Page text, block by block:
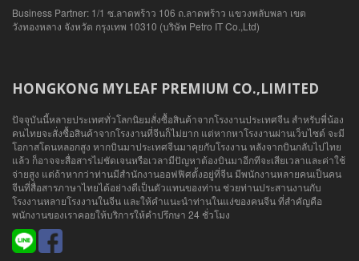
Business Partner: 1/1 ซ.ลาดพร้าว 106 ถ.ลาดพร้าว แขวงพลับพลา เขต
วังทองหลาง จังหวัด กรุงเทพ 10310 (บริษัท Petro IT Co.,Ltd)
HONGKONG MYLEAF PREMIUM CO.,LIMITED
ปัจจุบันนี้หลายประเทศทั่วโลกนิยมสั่งซื้อสินค้าจากโรงงานประเทศจีน สำหรับพี่น้อง
คนไทยจะสั่งซื้อสินค้าจากโรงงานที่จีนก็ไม่ยาก แต่หากหาโรงงานผ่านเว็บไซต์ จะมี
โอกาสโดนหลอกสูง หากบินมาประเทศจีนมาคุยกับโรงงาน หลังจากบินกลับไปไทย
แล้ว ก็อาจจะสื่อสารไม่ชัดเจนหรือเวลามีปัญหาต้องบินมาอีกทีจะเสียเวลาและค่าใช้
จ่ายสูง แต่ถ้าหากว่าท่านมีสำนักงานออฟฟิศตั้งอยู่ที่จีน มีพนักงานหลายคนเป็นคน
จีนที่สื่อสารภาษาไทยได้อย่างดีเป็นตัวแทนของท่าน ช่วยท่านประสานงานกับ
โรงงานหลายโรงงานในจีน และให้คำแนะนำท่านในแง่ของคนจีน ที่สำคัญคือ
พนักงานของเราคอยให้บริการให้คำปรึกษา 24 ชั่วโมง